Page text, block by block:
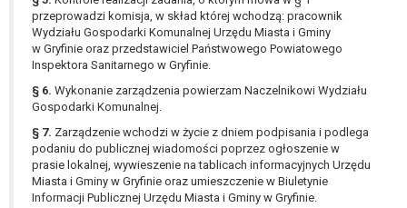
przeprowadzi komisja, w skład której wchodzą: pracownik
Wydziału Gospodarki Komunalnej Urzędu Miasta i Gminy
w Gryfinie oraz przedstawiciel Państwowego Powiatowego
Inspektora Sanitarnego w Gryfinie.
§ 6. Wykonanie zarządzenia powierzam Naczelnikowi Wydziału
Gospodarki Komunalnej.
§ 7. Zarządzenie wchodzi w życie z dniem podpisania i podlega
podaniu do publicznej wiadomości poprzez ogłoszenie w
prasie lokalnej, wywieszenie na tablicach informacyjnych Urzędu
Miasta i Gminy w Gryfinie oraz umieszczenie w Biuletynie
Informacji Publicznej Urzędu Miasta i Gminy w Gryfinie.
Przysługuje Pani/Panu prawo wniesienia skargi do
organu nadzorczego na niezgodne z prawem
przetwarzanie Pani/Pana danych osobowych
przez administratora.
Organem właściwym do wniesienia skargi jest
Prezes Urzędu Ochrony Danych Osobowych.
W zależności od sfery, w której przetwarzane są
dane osobowe, podanie danych osobowych jest
dobrowolne albo jest wymogiem ustawowym lub
umownym.